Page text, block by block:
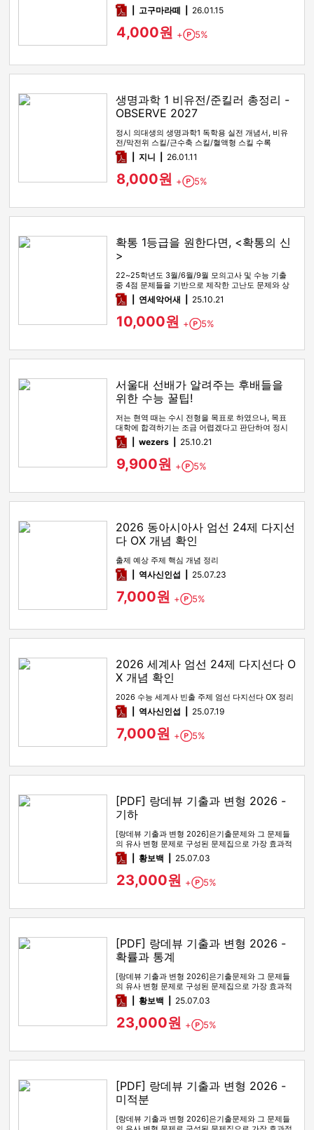
pdf고구마라떼 26.01.15
4,000원 + Point
5%
생명과학 1 비유전/준킬러 총정리 -
OBSERVE 2027
정시 의대생의 생명과학1 독학용 실전 개념서, 비유
전/막전위 스킬/근수축 스킬/혈액형 스킬 수록
pdf지니 26.01.11
8,000원 + Point
5%
확통 1등급을 원한다면, <확통의 신
>
22~25학년도 3월/6월/9월 모의고사 및 수능 기출
중 4점 문제들을 기반으로 제작한 고난도 문제와 상
세한 해설
pdf연세악어새 25.10.21
10,000원 + Point
5%
서울대 선배가 알려주는 후배들을
위한 수능 꿀팁!
저는 현역 때는 수시 전형을 목표로 하였으나, 목표
대학에 합격하기는 조금 어렵겠다고 판단하여 정시
전형을 노리며 재수를 시…
pdfwezers 25.10.21
9,900원 + Point
5%
2026 동아시아사 엄선 24제 다지선
다 OX 개념 확인
출제 예상 주제 핵심 개념 정리
pdf역사신인섭 25.07.23
7,000원 + Point
5%
2026 세계사 엄선 24제 다지선다 O
X 개념 확인
2026 수능 세계사 빈출 주제 엄선 다지선다 OX 정리
pdf역사신인섭 25.07.19
7,000원 + Point
5%
[PDF] 랑데뷰 기출과 변형 2026 -
기하
[랑데뷰 기출과 변형 2026]은기출문제와 그 문제들
의 유사 변형 문제로 구성된 문제집으로 가장 효과적
인 기출문제 공부 방법…
pdf황보백 25.07.03
23,000원 + Point
5%
[PDF] 랑데뷰 기출과 변형 2026 -
확률과 통계
[랑데뷰 기출과 변형 2026]은기출문제와 그 문제들
의 유사 변형 문제로 구성된 문제집으로 가장 효과적
인 기출문제 공부 방법…
pdf황보백 25.07.03
23,000원 + Point
5%
[PDF] 랑데뷰 기출과 변형 2026 -
미적분
[랑데뷰 기출과 변형 2026]은기출문제와 그 문제들